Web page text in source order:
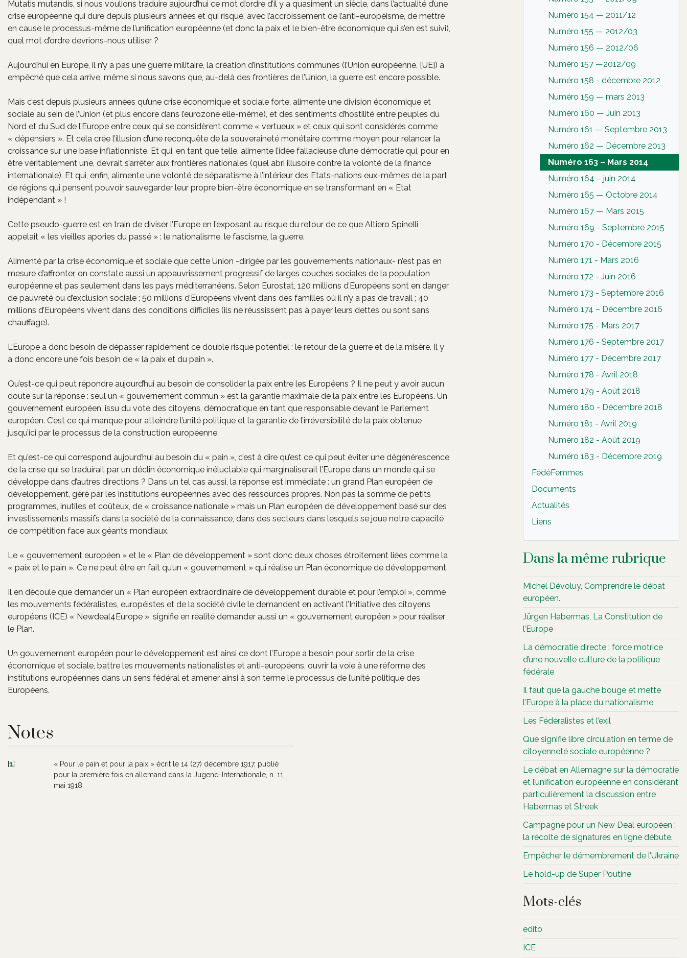
Mutatis mutandis, si nous voulions traduire aujourd’hui ce mot d’ordre d’il y a quasiment un siècle, dans l’actualité d’une
crise européenne qui dure depuis plusieurs années et qui risque, avec l’accroissement de l’anti-européisme, de mettre
en cause le processus-même de l’unification européenne (et donc la paix et le bien-être économique qui s’en est suivi),
quel mot d’ordre devrions-nous utiliser ?
Aujourd’hui en Europe, il n’y a pas une guerre militaire, la création d’institutions communes (l’Union européenne, [UE]) a
empêché que cela arrive, même si nous savons que, au-delà des frontières de l’Union, la guerre est encore possible.
Mais c’est depuis plusieurs années qu’une crise économique et sociale forte, alimente une division économique et
sociale au sein de l’Union (et plus encore dans l’eurozone elle-même), et des sentiments d’hostilité entre peuples du
Nord et du Sud de l’Europe entre ceux qui se considèrent comme « vertueux » et ceux qui sont considérés comme
« dépensiers ». Et cela crée l’illusion d’une reconquête de la souveraineté monétaire comme moyen pour relancer la
croissance sur une base inflationniste. Et qui, en tant que telle, alimente l’idée fallacieuse d’une démocratie qui, pour en
être véritablement une, devrait s’arrêter aux frontières nationales (quel abri illusoire contre la volonté de la finance
internationale). Et qui, enfin, alimente une volonté de séparatisme à l’intérieur des Etats-nations eux-mêmes de la part
de régions qui pensent pouvoir sauvegarder leur propre bien-être économique en se transformant en « Etat
indépendant » !
Cette pseudo-guerre est en train de diviser l’Europe en l’exposant au risque du retour de ce que Altiero Spinelli
appelait « les vieilles apories du passé » : le nationalisme, le fascisme, la guerre.
Alimenté par la crise économique et sociale que cette Union -dirigée par les gouvernements nationaux- n’est pas en
mesure d’affronter, on constate aussi un appauvrissement progressif de larges couches sociales de la population
européenne et pas seulement dans les pays méditerranéens. Selon Eurostat, 120 millions d’Européens sont en danger
de pauvreté ou d’exclusion sociale ; 50 millions d’Européens vivent dans des familles où il n’y a pas de travail ; 40
millions d’Européens vivent dans des conditions difficiles (ils ne réussissent pas à payer leurs dettes ou sont sans
chauffage).
L’Europe a donc besoin de dépasser rapidement ce double risque potentiel : le retour de la guerre et de la misère. Il y
a donc encore une fois besoin de « la paix et du pain ».
Qu’est-ce qui peut répondre aujourd’hui au besoin de consolider la paix entre les Européens ? Il ne peut y avoir aucun
doute sur la réponse : seul un « gouvernement commun » est la garantie maximale de la paix entre les Européens. Un
gouvernement européen, issu du vote des citoyens, démocratique en tant que responsable devant le Parlement
européen. C’est ce qui manque pour atteindre l’unité politique et la garantie de l’irréversibilité de la paix obtenue
jusqu’ici par le processus de la construction européenne.
Et qu’est-ce qui correspond aujourd’hui au besoin du « pain », c’est à dire qu’est ce qui peut éviter une dégénérescence
de la crise qui se traduirait par un déclin économique inéluctable qui marginaliserait l’Europe dans un monde qui se
développe dans d’autres directions ? Dans un tel cas aussi, la réponse est immédiate : un grand Plan européen de
développement, géré par les institutions européennes avec des ressources propres. Non pas la somme de petits
programmes, inutiles et coûteux, de « croissance nationale » mais un Plan européen de développement basé sur des
investissements massifs dans la société de la connaissance, dans des secteurs dans lesquels se joue notre capacité
de compétition face aux géants mondiaux.
Le « gouvernement européen » et le « Plan de développement » sont donc deux choses étroitement liées comme la
« paix et le pain ». Ce ne peut être en fait qu’un « gouvernement » qui réalise un Plan économique de développement.
Il en découle que demander un « Plan européen extraordinaire de développement durable et pour l’emploi », comme
les mouvements fédéralistes, européistes et de la société civile le demandent en activant l’Initiative des citoyens
européens (ICE) « Newdeal4Europe », signifie en réalité demander aussi un « gouvernement européen » pour réaliser
le Plan.
Un gouvernement européen pour le développement est ainsi ce dont l’Europe a besoin pour sortir de la crise
économique et sociale, battre les mouvements nationalistes et anti-européens, ouvrir la voie à une réforme des
institutions européennes dans un sens fédéral et amener ainsi à son terme le processus de l’unité politique des
Européens.
Notes
[1]
« Pour le pain et pour la paix » écrit le 14 (27) décembre 1917, publié
pour la première fois en allemand dans la Jugend-Internationale, n. 11,
mai 1918.
Numéro 154 — 2011/12
Numéro 155 — 2012/03
Numéro 156 — 2012/06
Numéro 157 —2012/09
Numéro 158 - décembre 2012
Numéro 159 — mars 2013
Numéro 160 — Juin 2013
Numéro 161 — Septembre 2013
Numéro 162 — Décembre 2013
Numéro 163 – Mars 2014
Numéro 164 – juin 2014
Numéro 165 — Octobre 2014
Numéro 167 — Mars 2015
Numéro 169 - Septembre 2015
Numéro 170 - Décembre 2015
Numéro 171 - Mars 2016
Numéro 172 - Juin 2016
Numéro 173 - Septembre 2016
Numéro 174 – Décembre 2016
Numéro 175 - Mars 2017
Numéro 176 - Septembre 2017
Numéro 177 - Décembre 2017
Numéro 178 - Avril 2018
Numéro 179 - Août 2018
Numéro 180 - Décembre 2018
Numéro 181 - Avril 2019
Numéro 182 - Août 2019
Numéro 183 - Décembre 2019
FédéFemmes
Documents
Actualités
Liens
Dans la même rubrique
Michel Dévoluy, Comprendre le débat
européen.
Jürgen Habermas, La Constitution de
l’Europe
La démocratie directe : force motrice
d’une nouvelle culture de la politique
fédérale
Il faut que la gauche bouge et mette
l’Europe à la place du nationalisme
Les Fédéralistes et l’exil
Que signifie libre circulation en terme de
citoyenneté sociale européenne ?
Le débat en Allemagne sur la démocratie
et l’unification européenne en considérant
particulièrement la discussion entre
Habermas et Streek
Campagne pour un New Deal européen :
la récolte de signatures en ligne débute.
Empêcher le démembrement de l’Ukraine
Le hold-up de Super Poutine
Mots-clés
edito
ICE